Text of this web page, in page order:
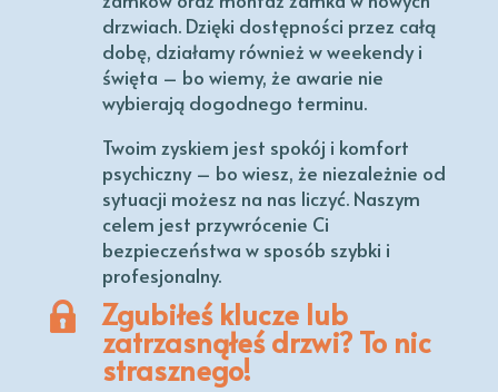
drzwiach. Dzięki dostępności przez całą
dobę, działamy również w weekendy i
święta – bo wiemy, że awarie nie
wybierają dogodnego terminu.
Twoim zyskiem jest spokój i komfort
psychiczny – bo wiesz, że niezależnie od
sytuacji możesz na nas liczyć. Naszym
celem jest przywrócenie Ci
bezpieczeństwa w sposób szybki i
profesjonalny.
Zgubiłeś klucze lub
zatrzasnąłeś drzwi? To nic
strasznego!